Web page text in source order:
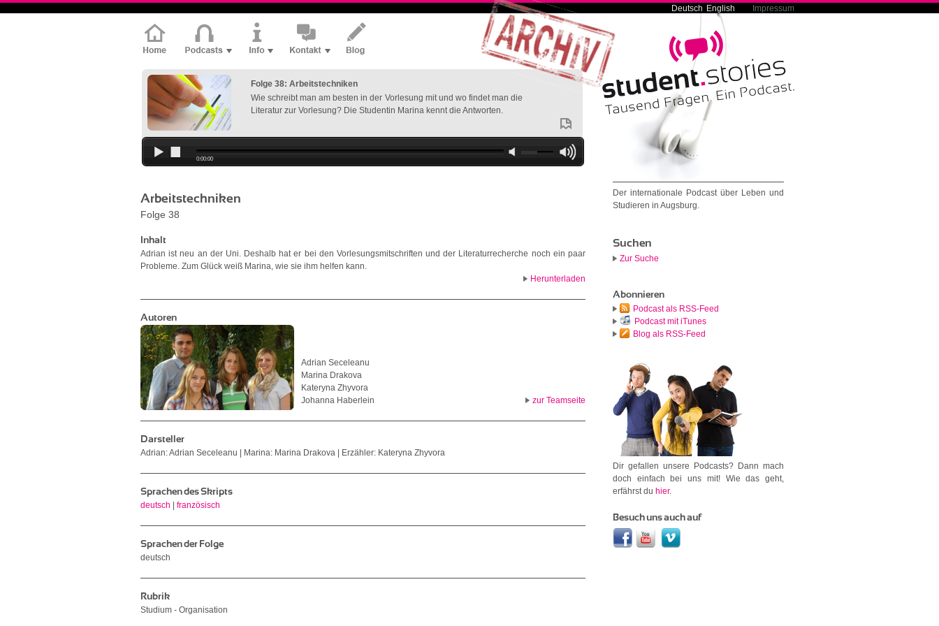
Impressum
English
Deutsch
Folge 38: Arbeitstechniken
Wie schreibt man am besten in der Vorlesung mit und wo findet man die
Literatur zur Vorlesung? Die Studentin Marina kennt die Antworten.
0:00:00
Arbeitstechniken
Folge 38
Inhalt
Adrian ist neu an der Uni. Deshalb hat er bei den Vorlesungsmitschriften und der Literaturrecherche noch ein paar
Probleme. Zum Glück weiß Marina, wie sie ihm helfen kann.
Herunterladen
Autoren
Adrian Seceleanu
Marina Drakova
Kateryna Zhyvora
Johanna Haberlein
zur Teamseite
Darsteller
Adrian: Adrian Seceleanu | Marina: Marina Drakova | Erzähler: Kateryna Zhyvora
Sprachen des Skripts
deutsch französisch
Sprachen der Folge
deutsch
Rubrik
Studium - Organisation
Der internationale Podcast über Leben und
Studieren in Augsburg.
Suchen
Zur Suche
Abonnieren
Podcast als RSS-Feed
Podcast mit iTunes
Blog als RSS-Feed
Dir gefallen unsere Podcasts? Dann mach
doch einfach bei uns mit! Wie das geht,
erfährst du hier.
Besuch uns auch auf